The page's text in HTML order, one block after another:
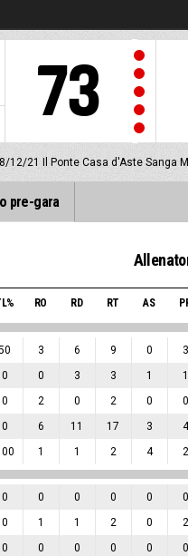
73
12/21 Il Ponte Casa d'Aste Sanga
pre-gara
RO RD RT AS
3 6 9 0 3
0 0 3 3 1 1
0 2 0 2 0 0
0 6 11 17 3 4
1 1 2 4 2
0 0 0 0 0 0
0 1 1 2 0 2
0 0 0 0 0 0